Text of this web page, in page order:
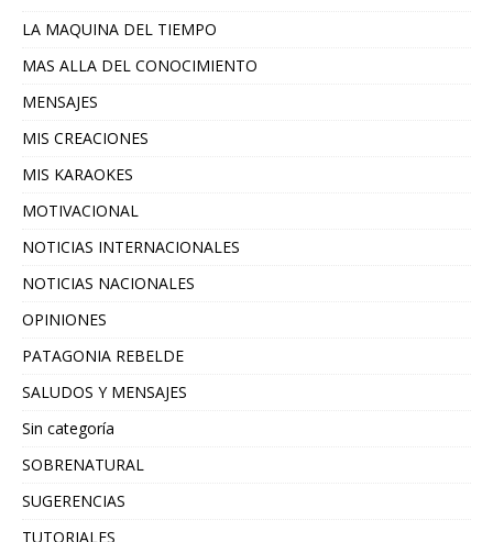
LA MAQUINA DEL TIEMPO
MAS ALLA DEL CONOCIMIENTO
MENSAJES
MIS CREACIONES
MIS KARAOKES
MOTIVACIONAL
NOTICIAS INTERNACIONALES
NOTICIAS NACIONALES
OPINIONES
PATAGONIA REBELDE
SALUDOS Y MENSAJES
Sin categoría
SOBRENATURAL
SUGERENCIAS
TUTORIALES